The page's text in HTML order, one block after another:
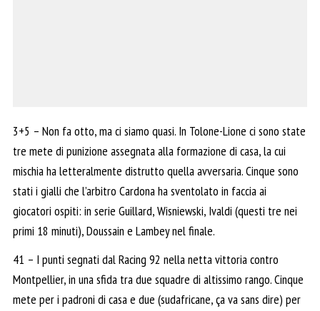
3+5 – Non fa otto, ma ci siamo quasi. In Tolone-Lione ci sono state
tre mete di punizione assegnata alla formazione di casa, la cui
mischia ha letteralmente distrutto quella avversaria. Cinque sono
stati i gialli che l’arbitro Cardona ha sventolato in faccia ai
giocatori ospiti: in serie Guillard, Wisniewski, Ivaldi (questi tre nei
primi 18 minuti), Doussain e Lambey nel finale.
41 – I punti segnati dal Racing 92 nella netta vittoria contro
Montpellier, in una sfida tra due squadre di altissimo rango. Cinque
mete per i padroni di casa e due (sudafricane, ça va sans dire) per